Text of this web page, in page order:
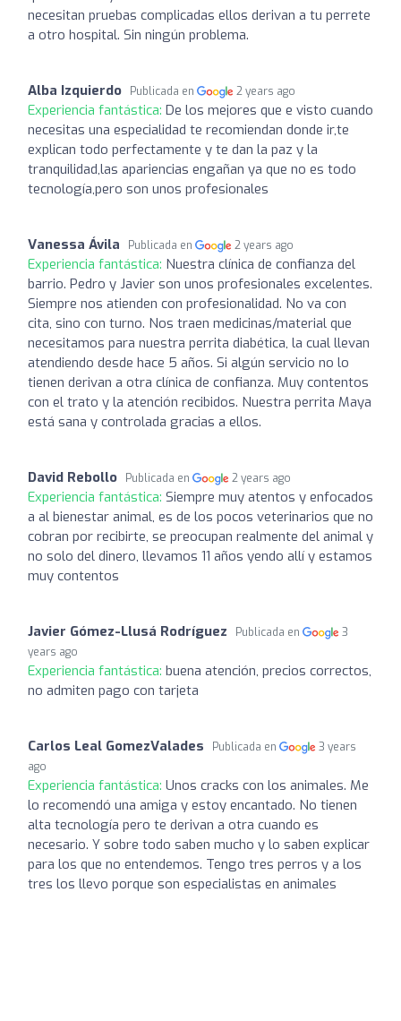
necesitan pruebas complicadas ellos derivan a tu perrete
a otro hospital. Sin ningún problema.
Alba Izquierdo Publicada en 2 years ago
Experiencia fantástica: De los mejores que e visto cuando
necesitas una especialidad te recomiendan donde ir,te
explican todo perfectamente y te dan la paz y la
tranquilidad,las apariencias engañan ya que no es todo
tecnología,pero son unos profesionales
Vanessa Ávila Publicada en 2 years ago
Experiencia fantástica: Nuestra clínica de confianza del
barrio. Pedro y Javier son unos profesionales excelentes.
Siempre nos atienden con profesionalidad. No va con
cita, sino con turno. Nos traen medicinas/material que
necesitamos para nuestra perrita diabética, la cual llevan
atendiendo desde hace 5 años. Si algún servicio no lo
tienen derivan a otra clínica de confianza. Muy contentos
con el trato y la atención recibidos. Nuestra perrita Maya
está sana y controlada gracias a ellos.
David Rebollo Publicada en 2 years ago
Experiencia fantástica: Siempre muy atentos y enfocados
a al bienestar animal, es de los pocos veterinarios que no
cobran por recibirte, se preocupan realmente del animal y
no solo del dinero, llevamos 11 años yendo allí y estamos
muy contentos
Javier Gómez-Llusá Rodríguez Publicada en
3
years ago
Experiencia fantástica: buena atención, precios correctos,
no admiten pago con tarjeta
Carlos Leal GomezValades Publicada en
3 years
ago
Experiencia fantástica: Unos cracks con los animales. Me
lo recomendó una amiga y estoy encantado. No tienen
alta tecnología pero te derivan a otra cuando es
necesario. Y sobre todo saben mucho y lo saben explicar
para los que no entendemos. Tengo tres perros y a los
tres los llevo porque son especialistas en animales